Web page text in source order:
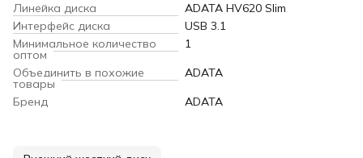
Линейка диска
ADATA HV620 Slim
Интерфейс диска
USB 3.1
Минимальное количество
оптом
1
Объединить в похожие
товары
ADATA
Бренд
ADATA